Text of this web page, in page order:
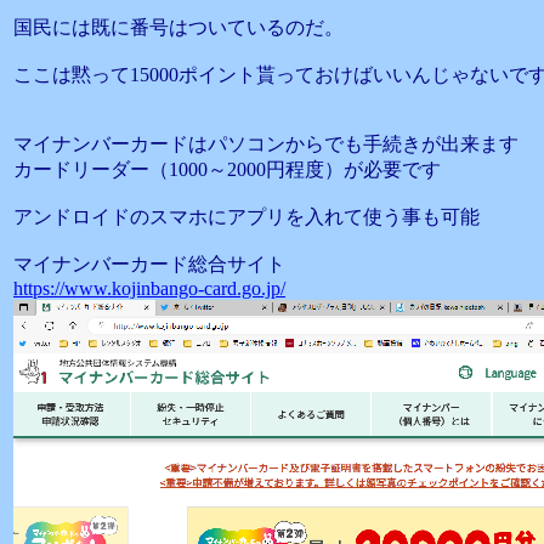
国民には既に番号はついているのだ。
ここは黙って15000ポイント貰っておけばいいんじゃないで
マイナンバーカードはパソコンからでも手続きが出来ます
カードリーダー（1000～2000円程度）が必要です
アンドロイドのスマホにアプリを入れて使う事も可能
マイナンバーカード総合サイト
https://www.kojinbango-card.go.jp/